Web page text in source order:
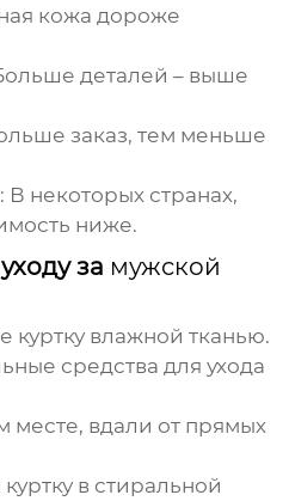
кожа дороже
деталей – выше
заказ, тем меньше
некоторых странах,
ниже.
за мужской
куртку влажной тканью.
средства для ухода
месте, вдали от прямых
в стиральной